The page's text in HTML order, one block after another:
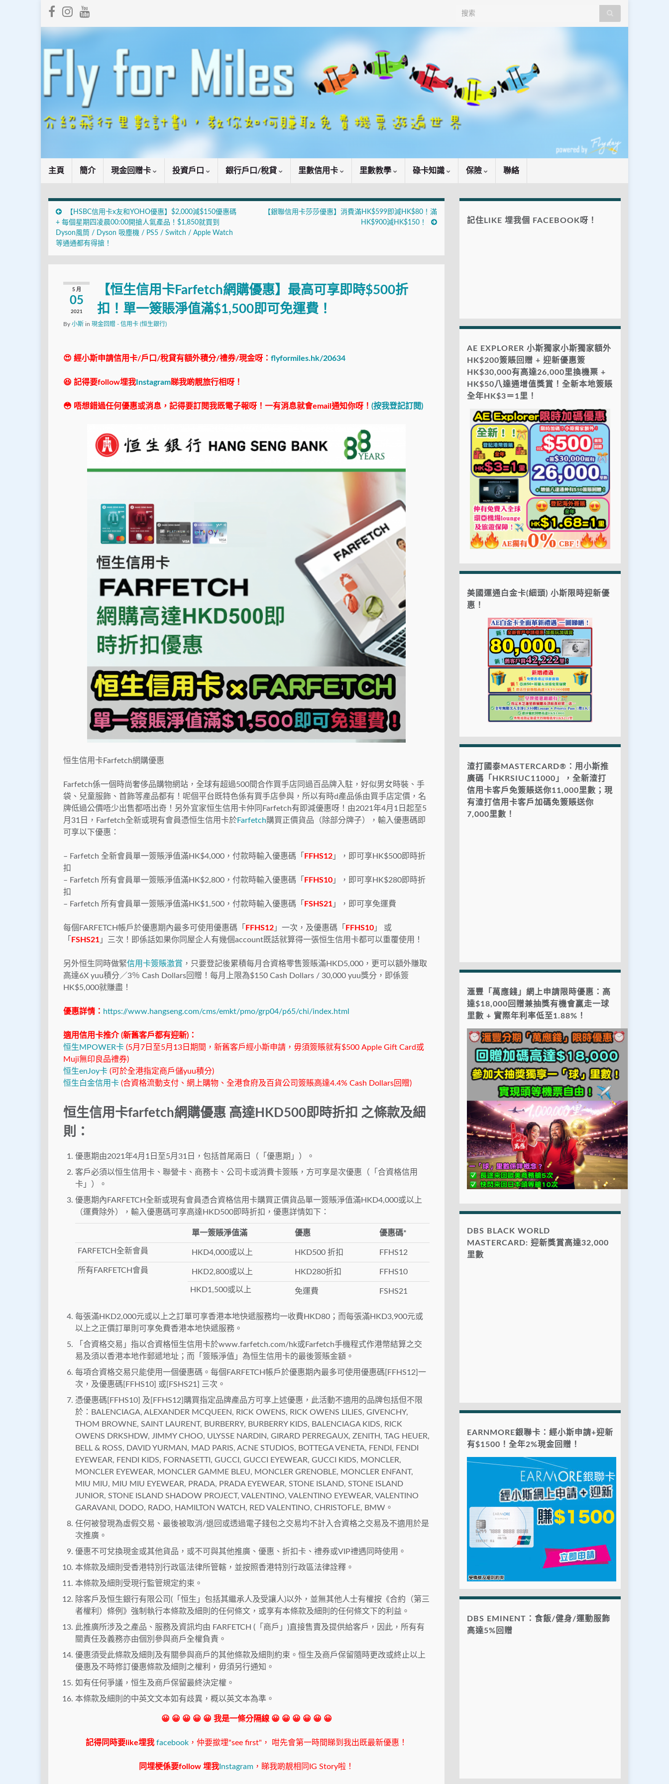
Search for:
主頁 簡介 現金回贈卡 投資戶口 銀行戶口/稅貸 里數信用卡 里數教學 碌卡知識 保險 聯絡
【HSBC信用卡x友和YOHO優惠】$2,000減$150優惠碼
+ 每個星期四凌晨00:00開搶人氣產品！$1,850就買到
Dyson風筒 / Dyson 吸塵機 / PS5 / Switch / Apple Watch
等通通都有得搶！
【銀聯信用卡莎莎優惠】消費滿HK$599即減HK$80！滿
HK$900減HK$150！
5 月
05
2021
【恒生信用卡Farfetch網購優惠】最高可享即時$500折
扣！單一簽賬淨值滿$1,500即可免運費！
By 小斯 in 現金回贈 - 信用卡 (恒生銀行)
😍 經小斯申請信用卡/戶口/稅貸有額外積分/禮券/現金呀： flyformiles.hk/20634
😆 記得要follow埋我 Instagram睇我啲靚旅行相呀！
😳 唔想錯過任何優惠或消息，記得要訂閱我既電子報呀！一有消息就會email通知你呀！ (按我登記訂閱)
恒生信用卡Farfetch網購優惠
Farfetch係一個時尚奢侈品購物網站，全球有超過500間合作買手店同過百品牌入駐，好似男女時裝、手
袋、兒童服飾、首飾等產品都有！呢個平台既特色係有買手店參與，所以有時d產品係由買手店定價，名
牌低過公價唔少出售都唔出奇！另外宜家恒生信用卡仲同Farfetch有即減優惠呀！由2021年4月1日起至5
月31日，Farfetch全新或現有會員憑恒生信用卡於Farfetch購買正價貨品（除部分牌子），輸入優惠碼即
可享以下優惠：
– Farfetch 全新會員單一簽賬淨值滿HK$4,000，付款時輸入優惠碼「 FFHS12 」，即可享HK$500即時折
扣
– Farfetch 所有會員單一簽賬淨值滿HK$2,800，付款時輸入優惠碼「 FFHS10 」，即可享HK$280即時折
扣
– Farfetch 所有會員單一簽賬淨值滿HK$1,500，付款時輸入優惠碼「 FSHS21 」，即可享免運費
每個FARFETCH帳戶於優惠期內最多可使用優惠碼「 FFHS12 」一次，及優惠碼「 FFHS10 」 或
「 FSHS21 」三次！即係話如果你同屋企人有幾個account既話就算得一張恒生信用卡都可以重覆使用！
另外恒生同時做緊信用卡簽賬激賞 ，只要登記後累積每月合資格零售簽賬滿HKD5,000，更可以額外賺取
高達6X yuu積分／3％ Cash Dollars回贈！每月上限為$150 Cash Dollars / 30,000 yuu獎分，即係簽
HK$5,000就賺盡！
優惠詳情： https://www.hangseng.com/cms/emkt/pmo/grp04/p65/chi/index.html
適用信用卡推介 (新舊客戶都有迎新)：
恒生MPOWER卡 (5月7日至5月13日期間，新舊客戶經小斯申請，毋須簽賬就有$500 Apple Gift Card或
Muji無印良品禮券)
恒生enJoy卡 (可於全港指定商戶儲yuu積分)
恒生白金信用卡 (合資格流動支付、網上購物、全港食府及百貨公司簽賬高達4.4% Cash Dollars回贈)
恒生信用卡farfetch網購優惠 高達HKD500即時折扣 之條款及細
則：
優惠期由2021年4月1日至5月31日，包括首尾兩日（「優惠期」）。
客戶必須以恒生信用卡、聯營卡、商務卡、公司卡或消費卡簽賬，方可享是次優惠（「合資格信用
卡」）。
優惠期內FARFETCH全新或現有會員憑合資格信用卡購買正價貨品單一簽賬淨值滿HKD4,000或以上
（運費除外），輸入優惠碼可享高達HKD500即時折扣，優惠詳情如下：
單一簽賬淨值滿 優惠 優惠碼*
FARFETCH全新會員 HKD4,000或以上 HKD500 折扣 FFHS12
所有FARFETCH會員 HKD2,800或以上 HKD280折扣 FFHS10
HKD1,500或以上 免運費 FSHS21
每張滿HKD2,000元或以上之訂單可享香港本地快遞服務均一收費HKD80；而每張滿HKD3,900元或
以上之正價訂單則可享免費香港本地快遞服務。
「合資格交易」指以合資格恒生信用卡於www.farfetch.com/hk或Farfetch手機程式作港幣結算之交
易及須以香港本地作郵遞地址；而「簽賬淨值」為恒生信用卡的最後簽賬金額。
每項合資格交易只能使用一個優惠碼。每個FARFETCH帳戶於優惠期內最多可使用優惠碼[FFHS12]一
次，及優惠碼[FFHS10] 或[FSHS21] 三次。
憑優惠碼[FFHS10] 及[FFHS12]購買指定品牌產品方可享上述優惠，此活動不適用的品牌包括但不限
於：BALENCIAGA, ALEXANDER MCQUEEN, RICK OWENS, RICK OWENS LILIES, GIVENCHY,
THOM BROWNE, SAINT LAURENT, BURBERRY, BURBERRY KIDS, BALENCIAGA KIDS, RICK
OWENS DRKSHDW, JIMMY CHOO, ULYSSE NARDIN, GIRARD PERREGAUX, ZENITH, TAG HEUER,
BELL & ROSS, DAVID YURMAN, MAD PARIS, ACNE STUDIOS, BOTTEGA VENETA, FENDI, FENDI
EYEWEAR, FENDI KIDS, FORNASETTI, GUCCI, GUCCI EYEWEAR, GUCCI KIDS, MONCLER,
MONCLER EYEWEAR, MONCLER GAMME BLEU, MONCLER GRENOBLE, MONCLER ENFANT,
MIU MIU, MIU MIU EYEWEAR, PRADA, PRADA EYEWEAR, STONE ISLAND, STONE ISLAND
JUNIOR, STONE ISLAND SHADOW PROJECT, VALENTINO, VALENTINO EYEWEAR, VALENTINO
GARAVANI, DODO, RADO, HAMILTON WATCH, RED VALENTINO, CHRISTOFLE, BMW。
任何被發現為虛假交易、最後被取消/退回或透過電子錢包之交易均不計入合資格之交易及不適用於是
次推廣。
優惠不可兌換現金或其他貨品，或不可與其他推廣、優惠、折扣卡、禮券或VIP禮遇同時使用。
本條款及細則受香港特別行政區法律所管轄，並按照香港特別行政區法律詮釋。
本條款及細則受現行監管規定約束。
除客戶及恒生銀行有限公司(「恒生」包括其繼承人及受讓人)以外，並無其他人士有權按《合約（第三
者權利）條例》強制執行本條款及細則的任何條文，或享有本條款及細則的任何條文下的利益。
此推廣所涉及之產品、服務及資訊均由 FARFETCH (「商戶」)直接售賣及提供給客戶，因此，所有有
關責任及義務亦由個別參與商戶全權負責。
優惠須受此條款及細則及有關參與商戶的其他條款及細則約束。恒生及商戶保留隨時更改或終止以上
優惠及不時修訂優惠條款及細則之權利，毋須另行通知。
如有任何爭議，恒生及商戶保留最終決定權。
本條款及細則的中英文文本如有歧異，概以英文本為準。
😀 😀 😀 😀 😀 我是一條分隔線 😀 😀 😀 😀 😀 😀
記得同時要like埋我 facebook ，仲要撳埋"see first"， 咁先會第一時間睇到我出既最新優惠！
同埋梗係要follow 埋我 Instagram ，睇我啲靚相同IG Story啦！
記住LIKE 埋我個 FACEBOOK呀！
AE EXPLORER 小斯獨家小斯獨家額外
HK$200簽賬回贈 + 迎新優惠簽
HK$30,000有高達26,000里換機票 +
HK$50八達通增值獎賞！全新本地簽賬
全年HK$3＝1里！
美國運通白金卡(細頭) 小斯限時迎新優
惠！
渣打國泰MASTERCARD®：用小斯推
廣碼「HKRSIUC11000」，全新渣打
信用卡客戶免簽賬送你11,000里數；現
有渣打信用卡客戶加碼免簽賬送你
7,000里數！
滙豐「萬應錢」網上申請限時優惠：高
達$18,000回贈兼抽獎有機會贏走一球
里數 + 實際年利率低至1.88%！
DBS BLACK WORLD
MASTERCARD: 迎新獎賞高達32,000
里數
EARNMORE銀聯卡：經小斯申請+迎新
有$1500！全年2%現金回贈！
DBS EMINENT：食飯/健身/運動服飾
高達5%回贈